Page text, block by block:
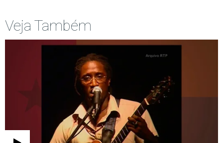
Veja Também